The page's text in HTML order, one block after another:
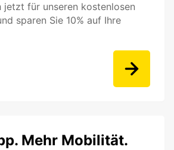
jetzt für unseren kostenlosen
sparen Sie 10% auf Ihre
Mehr Mobilität.